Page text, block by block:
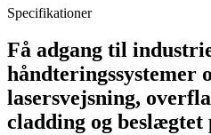
Specifikationer
Få adgang til
håndteringssystemer
lasersvejsning,
cladding og beslægtet